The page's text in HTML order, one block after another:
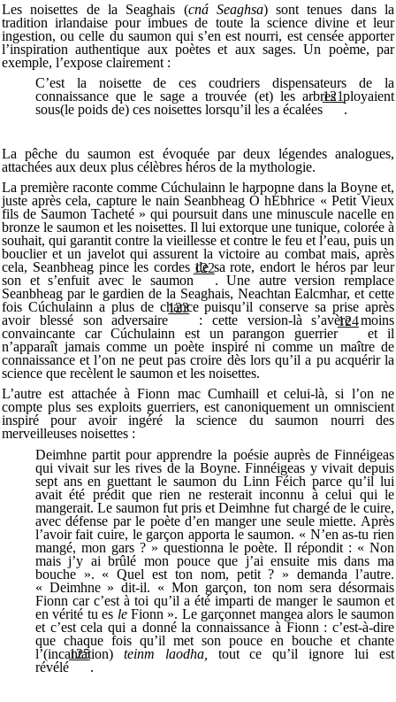
Les noisettes de la Seaghais (cná Seaghsa) sont tenues dans la
tradition irlandaise pour imbues de toute la science divine et leur
ingestion, ou celle du saumon qui s’en est nourri, est censée apporter
l’inspiration authentique aux poètes et aux sages. Un poème, par
exemple, l’expose clairement :
C’est la noisette de ces coudriers dispensateurs de la
connaissance que le sage a trouvée (et) les arbres ployaient
sous(le poids de) ces noisettes lorsqu’il les a écalées
121
.
La pêche du saumon est évoquée par deux légendes analogues,
attachées aux deux plus célèbres héros de la mythologie.
La première raconte comme Cúchulainn le harponne dans la Boyne et,
juste après cela, capture le nain Seanbheag Ó hÉbhrice « Petit Vieux
fils de Saumon Tacheté » qui poursuit dans une minuscule nacelle en
bronze le saumon et les noisettes. Il lui extorque une tunique, colorée à
souhait, qui garantit contre la vieillesse et contre le feu et l’eau, puis un
bouclier et un javelot qui assurent la victoire au combat mais, après
cela, Seanbheag pince les cordes de sa rote, endort le héros par leur
son et s’enfuit avec le saumon
122
. Une autre version remplace
Seanbheag par le gardien de la Seaghais, Neachtan Ealcmhar, et cette
fois Cúchulainn a plus de chance puisqu’il conserve sa prise après
avoir blessé son adversaire
123
: cette version-là s’avère moins
convaincante car Cúchulainn est un parangon guerrier
124
et il
n’apparaît jamais comme un poète inspiré ni comme un maître de
connaissance et l’on ne peut pas croire dès lors qu’il a pu acquérir la
science que recèlent le saumon et les noisettes.
L’autre est attachée à Fionn mac Cumhaill et celui-là, si l’on ne
compte plus ses exploits guerriers, est canoniquement un omniscient
inspiré pour avoir ingéré la science du saumon nourri des
merveilleuses noisettes :
Deimhne partit pour apprendre la poésie auprès de Finnéigeas
qui vivait sur les rives de la Boyne. Finnéigeas y vivait depuis
sept ans en guettant le saumon du Linn Féich parce qu’il lui
avait été prédit que rien ne resterait inconnu à celui qui le
mangerait. Le saumon fut pris et Deimhne fut chargé de le cuire,
avec défense par le poète d’en manger une seule miette. Après
l’avoir fait cuire, le garçon apporta le saumon. « N’en as-tu rien
mangé, mon gars ? » questionna le poète. Il répondit : « Non
mais j’y ai brûlé mon pouce que j’ai ensuite mis dans ma
bouche ». « Quel est ton nom, petit ? » demanda l’autre.
« Deimhne » dit-il. « Mon garçon, ton nom sera désormais
Fionn car c’est à toi qu’il a été imparti de manger le saumon et
en vérité tu es le Fionn ». Le garçonnet mangea alors le saumon
et c’est cela qui a donné la connaissance à Fionn : c’est-à-dire
que chaque fois qu’il met son pouce en bouche et chante
l’(incantation) teinm laodha, tout ce qu’il ignore lui est
révélé
125
.